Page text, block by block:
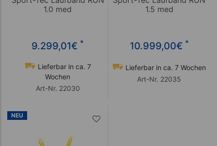
1.0 med
9.299,01€ *
Lieferbar in ca. 7
Wochen
Art-Nr. 22030
1.5 med
10.999,00€ *
Lieferbar in ca. 7 Wochen
Art-Nr. 22035
NEU